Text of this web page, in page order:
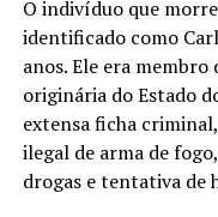
O indivíduo que
identificado como
anos. Ele era
originária do Estado
extensa ficha
ilegal de arma de
drogas e tentativa de